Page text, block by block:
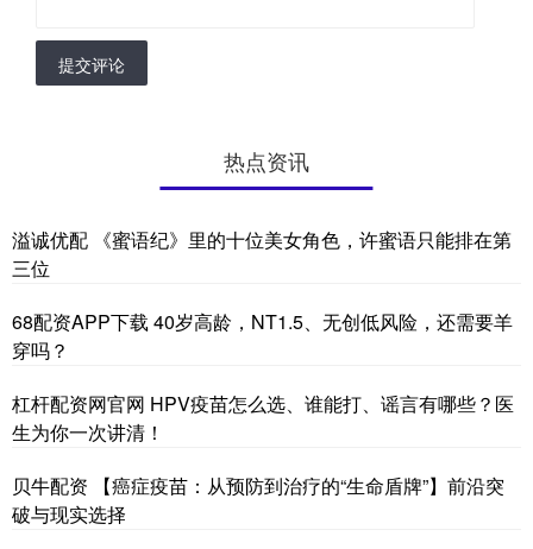
提交评论
热点资讯
溢诚优配 《蜜语纪》里的十位美女角色，许蜜语只能排在第
三位
68配资APP下载 40岁高龄，NT1.5、无创低风险，还需要羊
穿吗？
杠杆配资网官网 HPV疫苗怎么选、谁能打、谣言有哪些？医
生为你一次讲清！
贝牛配资 【癌症疫苗：从预防到治疗的“生命盾牌”】前沿突
破与现实选择